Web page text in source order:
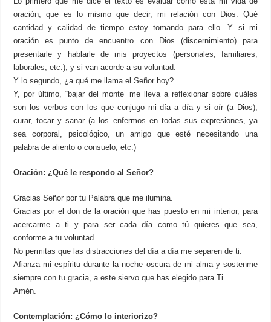
oración, que es lo mismo que decir, mi relación con Dios. Qué
cantidad y calidad de tiempo estoy tomando para ello. Y si mi
oración es punto de encuentro con Dios (discernimiento) para
presentarle y hablarle de mis proyectos (personales, familiares,
laborales, etc.); y si van acorde a su voluntad.
Y lo segundo, ¿a qué me llama el Señor hoy?
Y, por último, “bajar del monte” me lleva a reflexionar sobre cuáles
son los verbos con los que conjugo mi día a día y si oír (a Dios),
curar, tocar y sanar (a los enfermos en todas sus expresiones, ya
sea corporal, psicológico, un amigo que esté necesitando una
palabra de aliento o consuelo, etc.)
Oración: ¿Qué le respondo al Señor?
Gracias Señor por tu Palabra que me ilumina.
Gracias por el don de la oración que has puesto en mi interior, para
acercarme a ti y para ser cada día como tú quieres que sea,
conforme a tu voluntad.
No permitas que las distracciones del día a día me separen de ti.
Afianza mi espíritu durante la noche oscura de mi alma y sostenme
siempre con tu gracia, a este siervo que has elegido para Ti.
Amén.
Contemplación: ¿Cómo lo interiorizo?